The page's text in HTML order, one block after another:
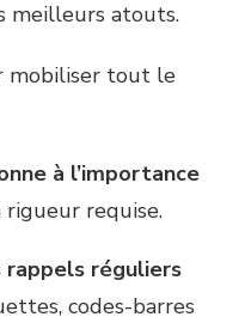
meilleurs atouts.
mobiliser tout le
à l’importance
rigueur requise.
réguliers
codes-barres